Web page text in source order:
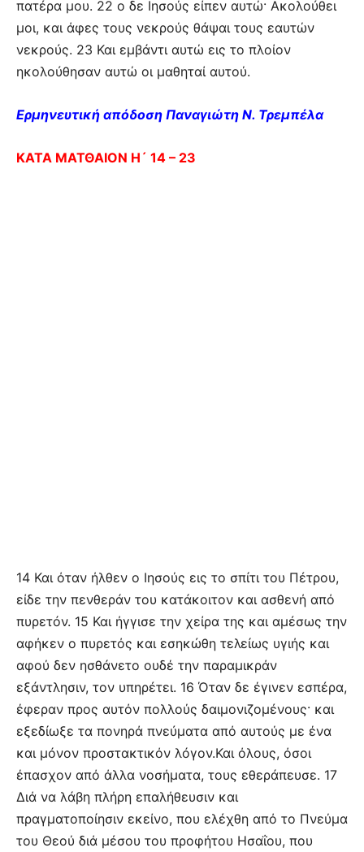
πατέρα μου. 22 ο δε Ιησούς είπεν αυτώ· Ακολούθει
μοι, και άφες τους νεκρούς θάψαι τους εαυτών
νεκρούς. 23 Και εμβάντι αυτώ εις το πλοίον
ηκολούθησαν αυτώ οι μαθηταί αυτού.
Ερμηνευτική απόδοση Παναγιώτη Ν. Τρεμπέλα
ΚΑΤΑ ΜΑΤΘΑΙΟΝ Η´ 14 – 23
14 Και όταν ήλθεν ο Ιησούς εις το σπίτι του Πέτρου,
είδε την πενθεράν του κατάκοιτον και ασθενή από
πυρετόν. 15 Και ήγγισε την χείρα της και αμέσως την
αφήκεν ο πυρετός και εσηκώθη τελείως υγιής και
αφού δεν ησθάνετο ουδέ την παραμικράν
εξάντλησιν, τον υπηρέτει. 16 Όταν δε έγινεν εσπέρα,
έφεραν προς αυτόν πολλούς δαιμονιζομένους· και
εξεδίωξε τα πονηρά πνεύματα από αυτούς με ένα
και μόνον προστακτικόν λόγον.Και όλους, όσοι
έπασχον από άλλα νοσήματα, τους εθεράπευσε. 17
Διά να λάβη πλήρη επαλήθευσιν και
πραγματοποίησιν εκείνο, που ελέχθη από το Πνεύμα
του Θεού διά μέσου του προφήτου Ησαΐου, που